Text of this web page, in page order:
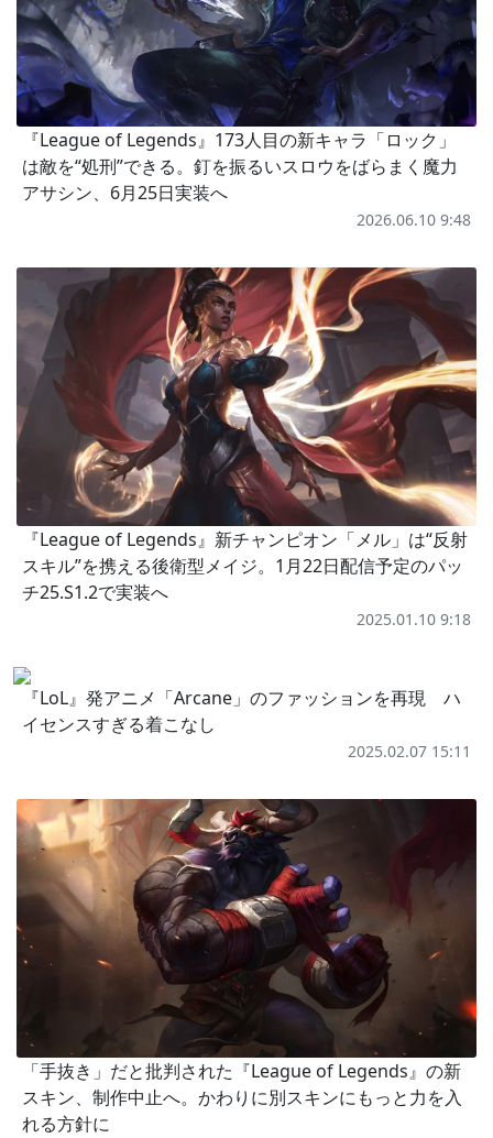
『League of Legends』173人目の新キャラ「ロック」
は敵を“処刑”できる。釘を振るいスロウをばらまく魔力
アサシン、6月25日実装へ
2026.06.10 9:48
『League of Legends』新チャンピオン「メル」は“反射
スキル”を携える後衛型メイジ。1月22日配信予定のパッ
チ25.S1.2で実装へ
2025.01.10 9:18
『LoL』発アニメ「Arcane」のファッションを再現 ハ
イセンスすぎる着こなし
2025.02.07 15:11
「手抜き」だと批判された『League of Legends』の新
スキン、制作中止へ。かわりに別スキンにもっと力を入
れる方針に